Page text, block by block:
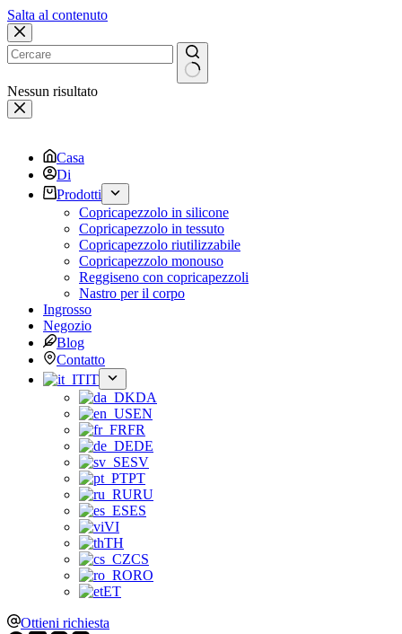
Salta al contenuto
Nessun risultato
Casa
Di
Prodotti
Copricapezzolo in silicone
Copricapezzolo in tessuto
Copricapezzolo riutilizzabile
Copricapezzolo monouso
Reggiseno con copricapezzoli
Nastro per il corpo
Ingrosso
Negozio
Blog
Contatto
IT
DA
EN
FR
DE
SV
PT
RU
ES
VI
TH
CS
RO
ET
Ottieni richiesta